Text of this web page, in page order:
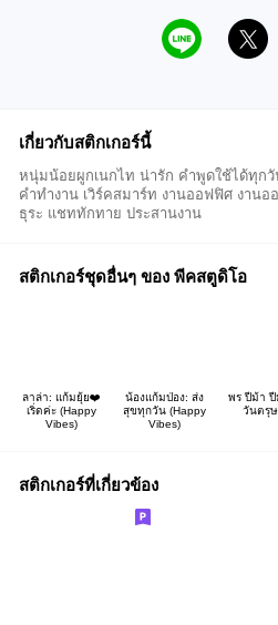
เกี่ยวกับสติกเกอร์นี้
หนุ่มน้อยผูกเนกไท น่ารัก คำพูดใช้ได้ทุก
คำทำงาน เวิร์คสมาร์ท งานออฟฟิศ งาน
ธุระ แชททักทาย ประสานงาน
สติกเกอร์ชุดอื่นๆ ของ พีคสตูดิโอ
ลาล่า: แก้มยุ้ย❤️
เริ่ดค่ะ (Happy
Vibes)
น้องแก้มป่อง: ส่ง
สุขทุกวัน (Happy
Vibes)
พร ปีม้า ปี
วันตรุ
สติกเกอร์ที่เกี่ยวข้อง